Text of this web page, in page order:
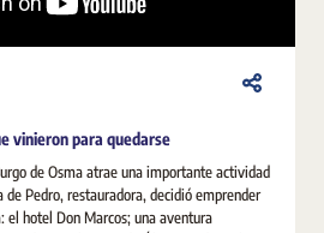
vinieron para quedarse
de Osma atrae una importante actividad
Pedro, restauradora, decidió emprender
el hotel Don Marcos; una aventura